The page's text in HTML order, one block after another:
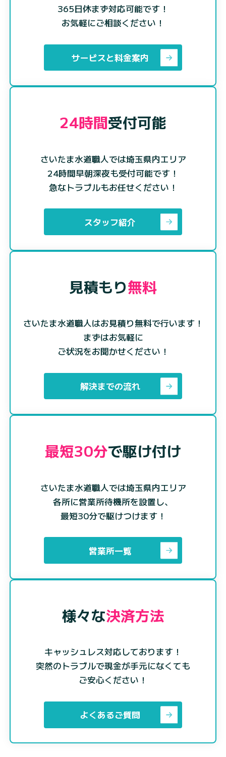
365日休まず対応可能です！
お気軽にご相談ください！
サービスと料金案内
24時間受付可能
さいたま水道職人では埼玉県内エリア
24時間早朝深夜も受付可能です！
急なトラブルもお任せください！
スタッフ紹介
見積もり無料
さいたま水道職人はお見積り無料で行います！
まずはお気軽に
ご状況をお聞かせください！
解決までの流れ
最短30分で駆け付け
さいたま水道職人では埼玉県内エリア
各所に営業所待機所を設置し、
最短30分で駆けつけます！
営業所一覧
様々な決済方法
キャッシュレス対応しております！
突然のトラブルで現金が手元になくても
ご安心ください！
よくあるご質問